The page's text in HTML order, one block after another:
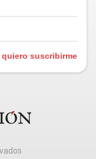
suscribirme